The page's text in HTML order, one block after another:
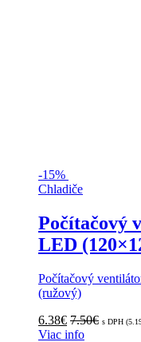
-15%
Chladiče
Počítačový
LED
Počítačový
(ružový)
6.38€ 7.50€ s DPH (
Viac info